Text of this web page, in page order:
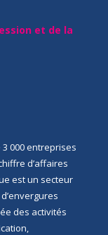
et de la
000 entreprises
d’affaires
est un secteur
des activités